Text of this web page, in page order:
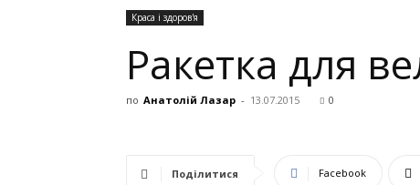
Краса і здоров'я
Ракетка для
по Анатолій Лазар - 13.07.2015 0
Поділитися Facebook